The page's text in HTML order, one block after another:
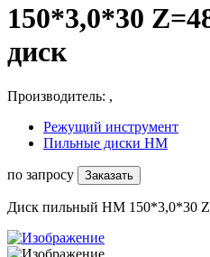
150*3,0*30
диск
Производитель: ,
Режущий инструмент
Пильные диски HM
по запросу Заказать
Диск пильный НМ 150*3,0*30